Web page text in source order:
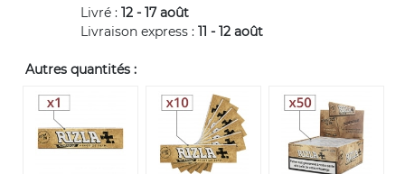
Livré : 12 - 17 août
Livraison express : 11 - 12 août
Autres quantités :